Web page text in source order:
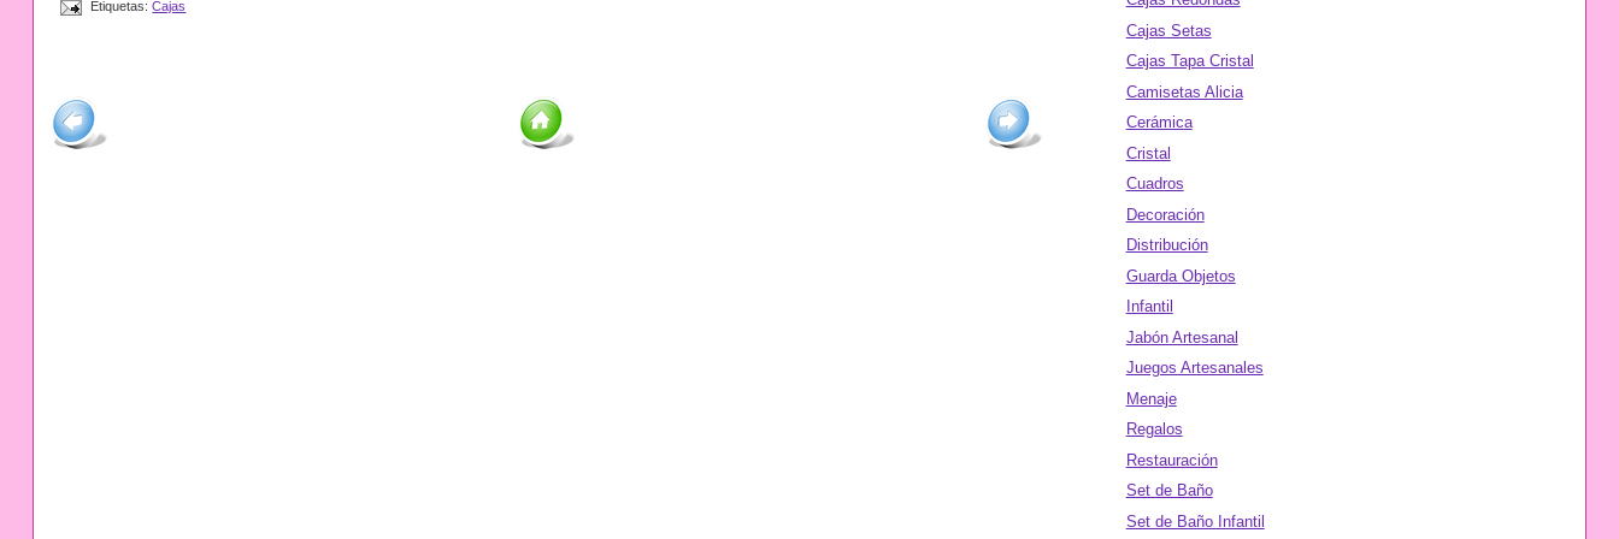
Etiquetas:Cajas
Cajas Setas
Cajas Tapa Cristal
Camisetas Alicia
Cerámica
Cristal
Cuadros
Decoración
Distribución
Guarda Objetos
Infantil
Jabón Artesanal
Juegos Artesanales
Menaje
Regalos
Restauración
Set de Baño
Set de Baño Infantil